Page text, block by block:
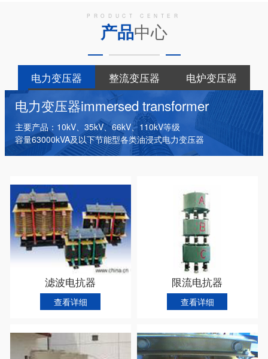
PRODUCT CENTER
产品中心
电力变压器 整流变压器
电炉变压器
干式变压器
电抗器 箱式变电站
电力变压器immersed transformer
主要产品：10kV、35kV、66kV、110kV等级
容量63000kVA及以下节能型各类油浸式电力变压器
滤波电抗器
查看详细
限流电抗器
查看详细